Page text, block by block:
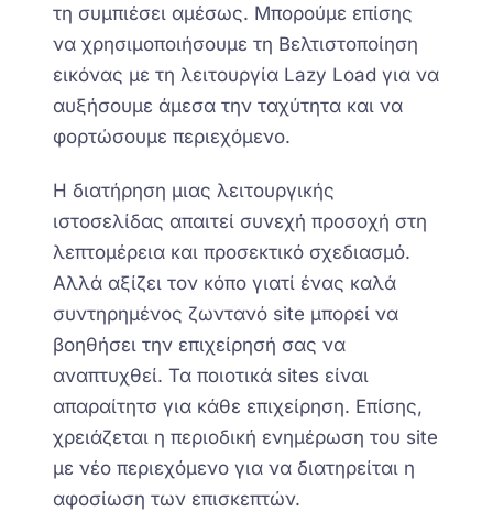
τη συμπιέσει αμέσως. Μπορούμε επίσης
να χρησιμοποιήσουμε τη Βελτιστοποίηση
εικόνας με τη λειτουργία Lazy Load για να
αυξήσουμε άμεσα την ταχύτητα και να
φορτώσουμε περιεχόμενο.
Η διατήρηση μιας λειτουργικής
ιστοσελίδας απαιτεί συνεχή προσοχή στη
λεπτομέρεια και προσεκτικό σχεδιασμό.
Αλλά αξίζει τον κόπο γιατί ένας καλά
συντηρημένος ζωντανό site μπορεί να
βοηθήσει την επιχείρησή σας να
αναπτυχθεί. Τα ποιοτικά sites είναι
απαραίτητσ για κάθε επιχείρηση. Επίσης,
χρειάζεται η περιοδική ενημέρωση του site
με νέο περιεχόμενο για να διατηρείται η
αφοσίωση των επισκεπτών.